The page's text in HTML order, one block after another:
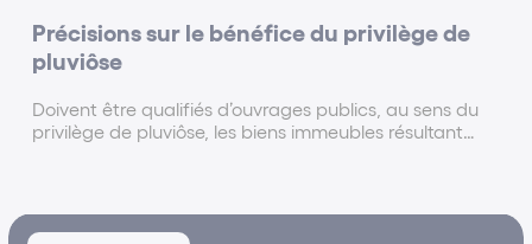
Précisions sur le bénéfice du privilège de
pluviôse
Doivent être qualifiés d’ouvrages publics, au sens du
privilège de pluviôse, les biens immeubles résultant